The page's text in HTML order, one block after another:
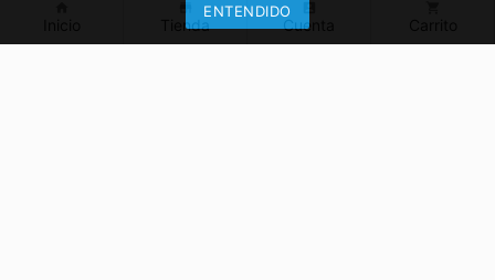
Tienda Cuenta
ENTENDIDO